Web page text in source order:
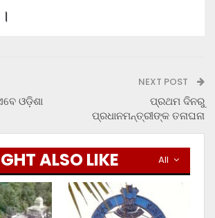
ଓଡ଼ିଶା
NEXT POST
ପ୍ରଥମ ଦିନରୁ
ପ୍ରଧାନମନ୍ତ୍ରୀଙ୍କ ତନାଘନା
All
ALSO LIKE